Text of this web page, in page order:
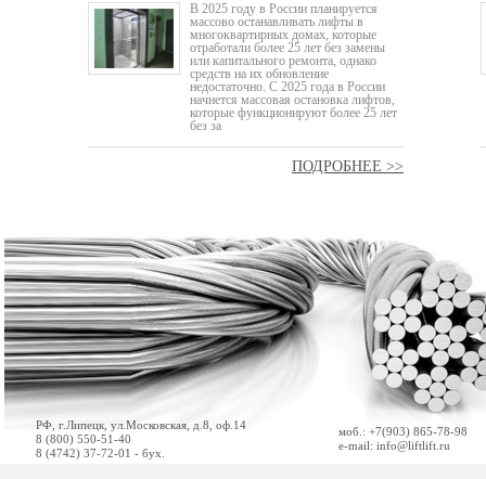
В 2025 году в России планируется
массово останавливать лифты в
многоквартирных домах, которые
отработали более 25 лет без замены
или капитального ремонта, однако
средств на их обновление
недостаточно. С 2025 года в России
начнется массовая остановка лифтов,
которые функционируют более 25 лет
без за
ПОДРОБНЕЕ >>
РФ, г.Липецк, ул.Московская, д.8, оф.14
8 (800) 550-51-40
8 (4742) 37-72-01 - бух.
моб.: +7(903) 865-78-98
e-mail: info@liftlift.ru